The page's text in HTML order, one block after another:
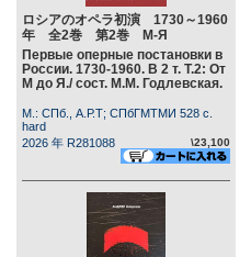
ロシアのオペラ初演 1730～1960
年 全2巻 第2巻 М-Я
Первые оперные постановки в
России. 1730-1960. В 2 т. Т.2: От
М до Я./ сост. М.М. Годлевская.
М.: СПб., А.Р.Т; СПбГМТМИ 528 c.
hard
2026 年 R281088
\23,100